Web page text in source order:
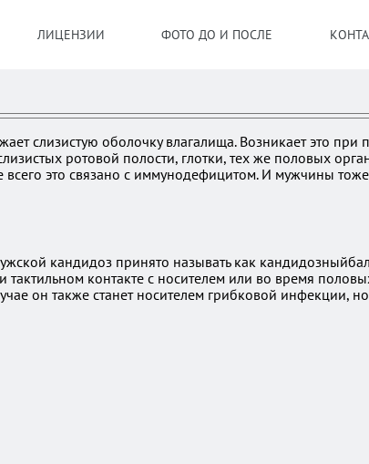
ЛИЦЕНЗИИ ФОТО ДО И ПОСЛЕ
слизистую оболочку влагалища. Возникает это
ротовой полости, глотки, тех же половых
это связано с иммунодефицитом. И мужчины
кандидоз принято называть как
контакте с носителем или во время
он также станет носителем грибковой инфекции,